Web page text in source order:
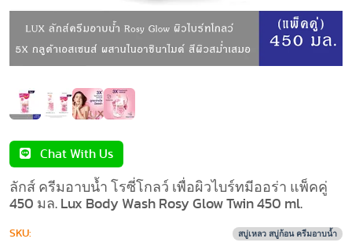
Chat With Us
ลักส์ ครีมอาบน้ำ โรซี่โกลว์ เพื่อผิวไบร์ทมีออร่า แพ็คคู่
450 มล. Lux Body Wash Rosy Glow Twin 450 ml.
SKU: สบู่เหลว สบู่ก้อน ครีมอาบน้ำ